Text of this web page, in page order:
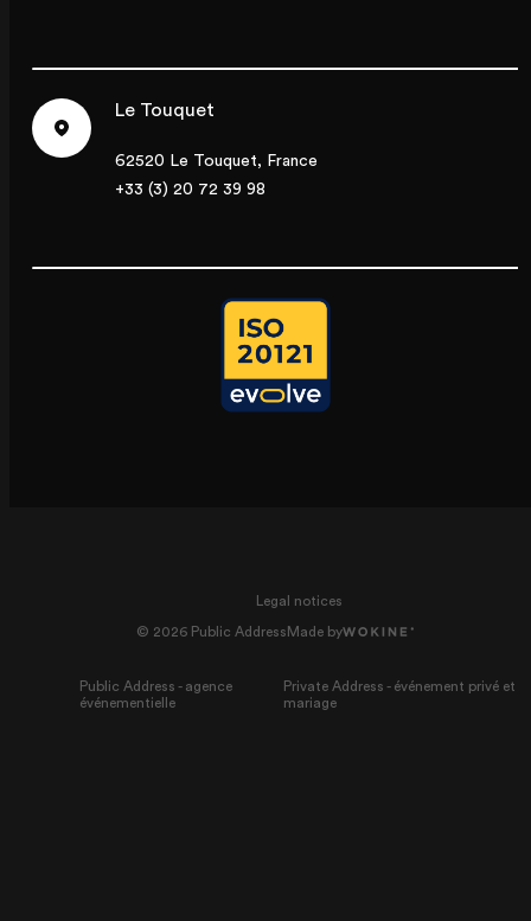
Le Touquet
62520 Le Touquet, France
+33 (3) 20 72 39 98
Legal notices
© 2026 Public Address Made by
Public Address - agence
événementielle
Private Address - événement privé et
mariage